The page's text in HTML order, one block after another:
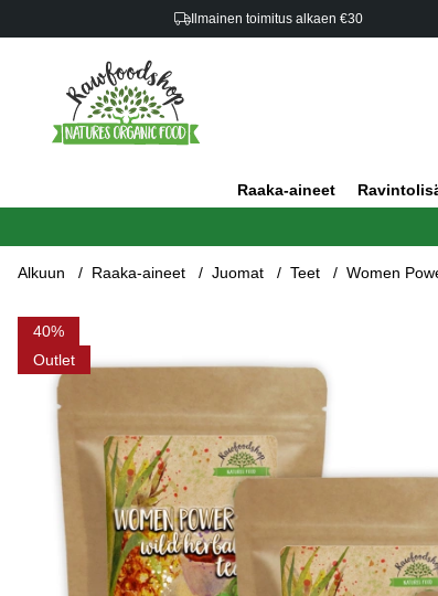
Ilmainen toimitus alkaen €30
Raaka-aineet
Alkuun Raaka-aineet Juomat Teet Women
40
Outlet
Tuotekuvat Women Power Villi Yrttitee 100g x 3 pakettia